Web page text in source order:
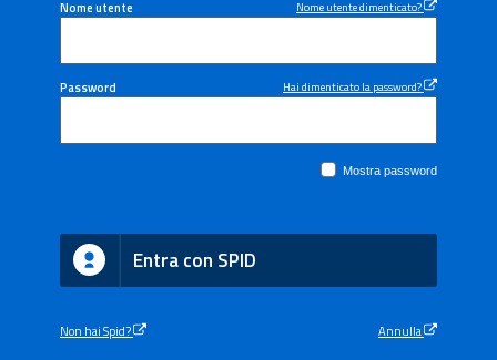
Nome utente Nome utente dimenticato?
Password Hai dimenticato la password?
Mostra password
Entra con SPID
Non hai Spid? Annulla